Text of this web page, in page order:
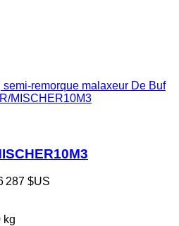
semi-remorque malaxeur De Buf
MISCHER10M3
287 $US
kg